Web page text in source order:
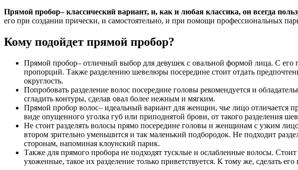
Прямой пробор– классический вариант, и, как и любая классика, он всегда
его при создании прически, и самостоятельно, и при помощи профессиональных
Кому подойдет прямой пробор?
Прямой пробор– отличный выбор для девушек с овальной формой лица. С его
пропорций. Также разделению шевелюры посередине стоит отдать
округлость.
Попробовать разделение волос посередине головы рекомендуется и
сгладить контуры, сделав овал более нежным и мягким.
Прямой пробор волос– идеальный вариант для женщин, чье лицо отличается
виде опущенного уголка губ или приподнятой брови, от такого разделения
Не стоит разделять волосы прямо посередине головы и женщинам с узким
втором зрительно уменьшится и так маленький подбородок. Не подходит
сторонам, напоминая клоунский парик.
Также для прямого пробора не подходят тусклые и ослабленные волосы.
ухоженные, такое их разделение только приветствуется. К тому же, сделать